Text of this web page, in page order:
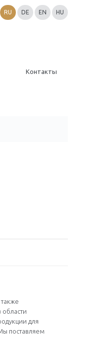
RU DE EN HU
Контакты
для
поставляем